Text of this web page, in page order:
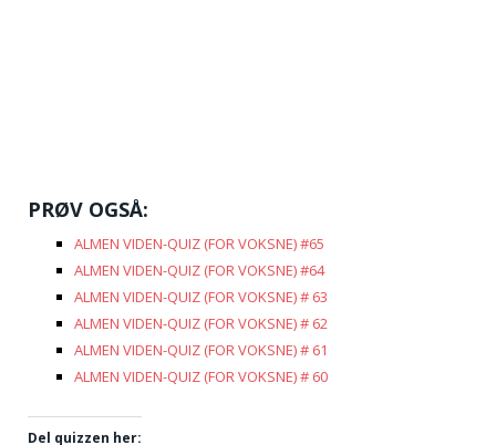
PRØV OGSÅ:
ALMEN VIDEN-QUIZ (FOR VOKSNE) #65
ALMEN VIDEN-QUIZ (FOR VOKSNE) #64
ALMEN VIDEN-QUIZ (FOR VOKSNE) # 63
ALMEN VIDEN-QUIZ (FOR VOKSNE) # 62
ALMEN VIDEN-QUIZ (FOR VOKSNE) # 61
ALMEN VIDEN-QUIZ (FOR VOKSNE) # 60
Del quizzen her: